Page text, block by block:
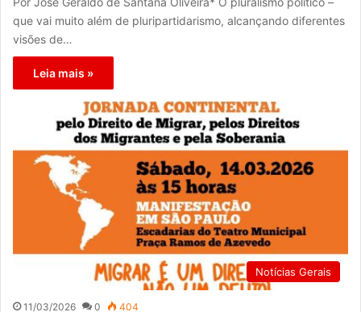
que vai muito além de pluripartidarismo, alcançando diferentes
visões de…
Leia mais »
Notícias Gerais
11/03/2026 0 404